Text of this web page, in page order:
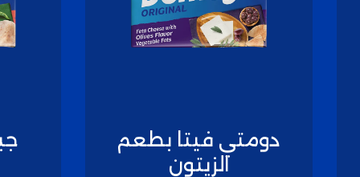
دومتي فيتا بطعم
الزيتون